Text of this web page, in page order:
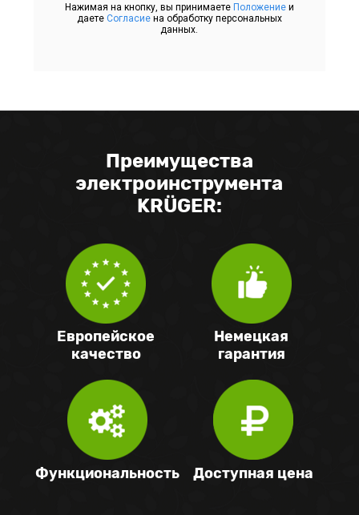
Нажимая на кнопку, вы принимаете Положениеи
даете Согласиена обработку персональных
данных.
Преимущества
электроинструмента
KRÜGER:
Европейское
качество
Немецкая
гарантия
Функциональность Доступная цена